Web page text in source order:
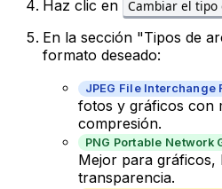
Haz clic en
Cambiar el tipo
En la sección "Tipos de
formato deseado:
JPEG File Interchange
fotos y gráficos con
compresión.
PNG Portable Network
Mejor para
transparencia.